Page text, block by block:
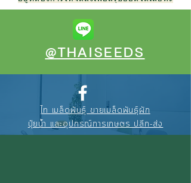
@THAISEEDS
ไท เมล็ดพันธุ์ ขายเมล็ดพันธุ์ผัก
ปุ๋ยน้ำ และอุปกรณ์การเกษตร ปลีก-ส่ง